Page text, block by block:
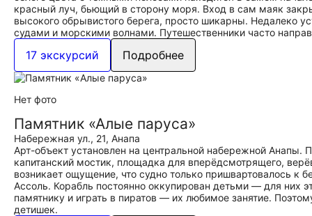
красный луч, бьющий в сторону моря. Вход в сам маяк
высокого обрывистого берега, просто шикарны. Недалеко
судами и морскими волнами. Путешественники часто
17 экскурсий Подробнее
Нет фото
Памятник «Алые паруса»
Набережная ул., 21, Анапа
Арт-объект установлен на центральной набережной Анапы.
капитанский мостик, площадка для вперёдсмотрящего,
возникает ощущение, что судно только пришвартовалось к
Ассоль. Корабль постоянно оккупирован детьми — для них
памятнику и играть в пиратов — их любимое занятие.
детишек.